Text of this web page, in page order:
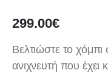
299.00€
Βελτιώστε το
ανιχνευτή που έχει